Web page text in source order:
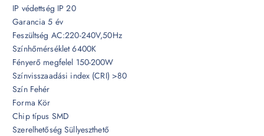
IP védettség IP 20
Garancia 5 év
Feszültség AC:220-240V,50Hz
Színhőmérséklet 6400K
Fényerő megfelel 150-200W
Színvisszaadási index (CRI) >80
Szín Fehér
Forma Kör
Chip típus SMD
Szerelhetőség Süllyeszthető